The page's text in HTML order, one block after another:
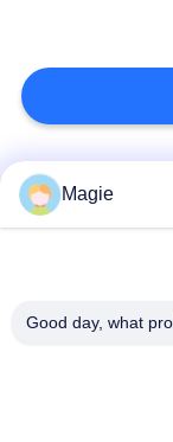
PRIVACY
POLICY
固
ロ
メル
人気カ
Magie
Good day, what